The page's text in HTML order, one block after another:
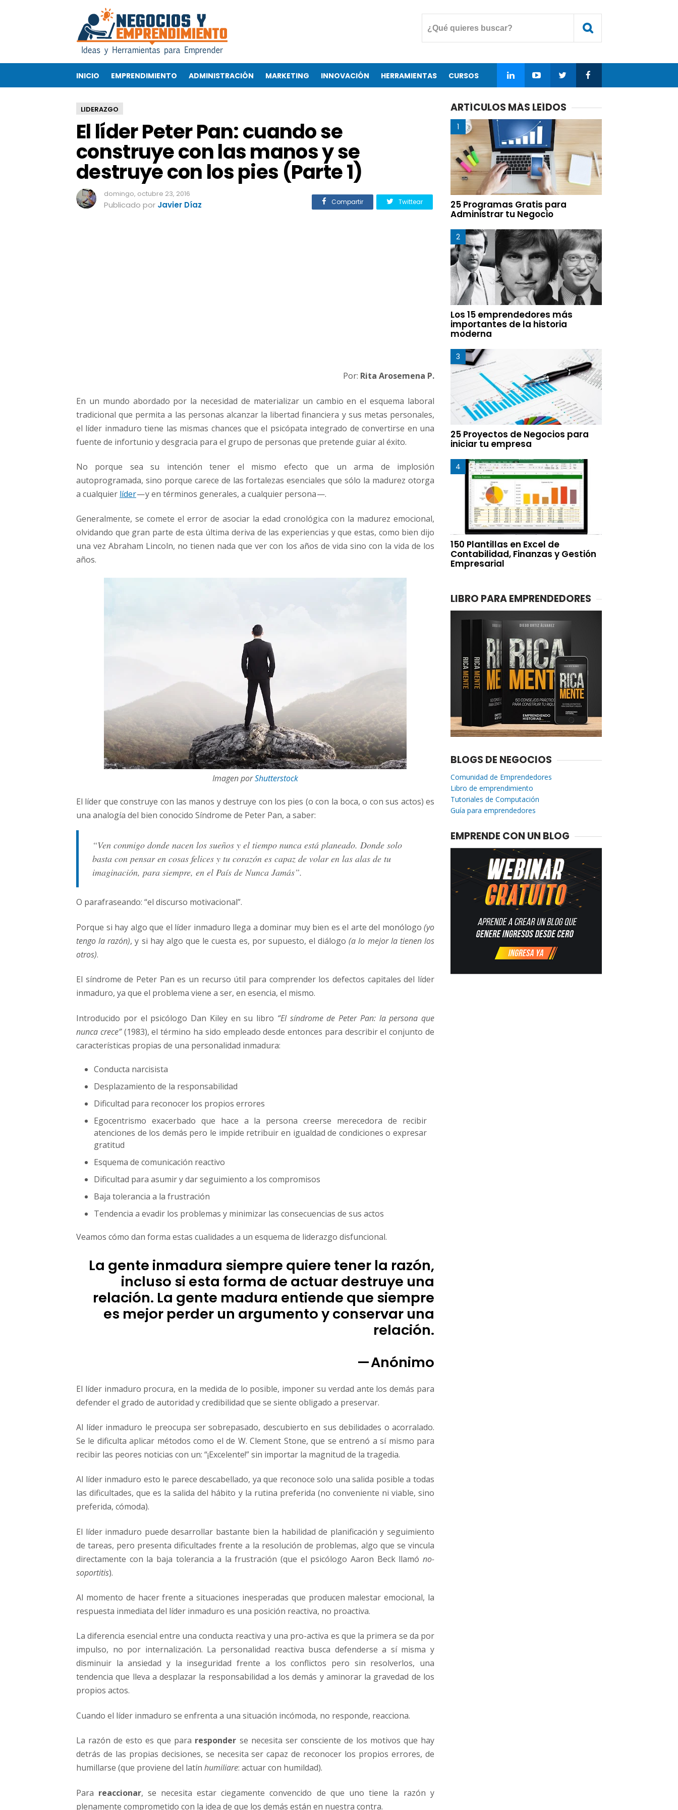
r
P
e
t
e
P
a
n
:
c
u
n
l
m
n
o
s
e
d
e
s
1
)
INICIO EMPRENDIMIENTO ADMINISTRACIÓN MARKETING INNOVACIÓN HERRAMIENTAS CURSOS
LIDERAZGO
El líder Peter Pan: cuando se
construye con las manos y se
destruye con los pies (Parte 1)
domingo, octubre 23, 2016
Publicado por Javier Díaz Compartir Twittear
Por: Rita Arosemena P.
En un mundo abordado por la necesidad de materializar un cambio en el esquema laboral
tradicional que permita a las personas alcanzar la libertad financiera y sus metas personales,
el líder inmaduro tiene las mismas chances que el psicópata integrado de convertirse en una
fuente de infortunio y desgracia para el grupo de personas que pretende guiar al éxito.
No porque sea su intención tener el mismo efecto que un arma de implosión
autoprogramada, sino porque carece de las fortalezas esenciales que sólo la madurez otorga
a cualquier líder— y en términos generales, a cualquier persona —.
Generalmente, se comete el error de asociar la edad cronológica con la madurez emocional,
olvidando que gran parte de esta última deriva de las experiencias y que estas, como bien dijo
una vez Abraham Lincoln, no tienen nada que ver con los años de vida sino con la vida de los
años.
Imagen porShutterstock
El líder que construye con las manos y destruye con los pies (o con la boca, o con sus actos) es
una analogía del bien conocido Síndrome de Peter Pan, a saber:
“Ven conmigo donde nacen los sueños y el tiempo nunca está planeado. Donde solo
basta con pensar en cosas felices y tu corazón es capaz de volar en las alas de tu
imaginación, para siempre, en el País de Nunca Jamás”.
O parafraseando: “el discurso motivacional”.
Porque si hay algo que el líder inmaduro llega a dominar muy bien es el arte del monólogo (yo
tengo la razón), y si hay algo que le cuesta es, por supuesto, el diálogo(a lo mejor la tienen los
otros).
El síndrome de Peter Pan es un recurso útil para comprender los defectos capitales del líder
inmaduro, ya que el problema viene a ser, en esencia, el mismo.
Introducido por el psicólogo Dan Kiley en su libro “El síndrome de Peter Pan: la persona que
nunca crece”(1983), el término ha sido empleado desde entonces para describir el conjunto de
características propias de una personalidad inmadura:
Conducta narcisista
Desplazamiento de la responsabilidad
Dificultad para reconocer los propios errores
Egocentrismo exacerbado que hace a la persona creerse merecedora de recibir
atenciones de los demás pero le impide retribuir en igualdad de condiciones o expresar
gratitud
Esquema de comunicación reactivo
Dificultad para asumir y dar seguimiento a los compromisos
Baja tolerancia a la frustración
Tendencia a evadir los problemas y minimizar las consecuencias de sus actos
Veamos cómo dan forma estas cualidades a un esquema de liderazgo disfuncional.
La gente inmadura siempre quiere tener la razón,
incluso si esta forma de actuar destruye una
relación. La gente madura entiende que siempre
es mejor perder un argumento y conservar una
relación.
— Anónimo
El líder inmaduro procura, en la medida de lo posible, imponer su verdad ante los demás para
defender el grado de autoridad y credibilidad que se siente obligado a preservar.
Al líder inmaduro le preocupa ser sobrepasado, descubierto en sus debilidades o acorralado.
Se le dificulta aplicar métodos como el de W. Clement Stone, que se entrenó a sí mismo para
recibir las peores noticias con un: “¡Excelente!” sin importar la magnitud de la tragedia.
Al líder inmaduro esto le parece descabellado, ya que reconoce solo una salida posible a todas
las dificultades, que es la salida del hábito y la rutina preferida (no conveniente ni viable, sino
preferida, cómoda).
El líder inmaduro puede desarrollar bastante bien la habilidad de planificación y seguimiento
de tareas, pero presenta dificultades frente a la resolución de problemas, algo que se vincula
directamente con la baja tolerancia a la frustración (que el psicólogo Aaron Beck llamó no-
soportitis).
Al momento de hacer frente a situaciones inesperadas que producen malestar emocional, la
respuesta inmediata del líder inmaduro es una posición reactiva, no proactiva.
La diferencia esencial entre una conducta reactiva y una pro-activa es que la primera se da por
impulso, no por internalización. La personalidad reactiva busca defenderse a sí misma y
disminuir la ansiedad y la inseguridad frente a los conflictos pero sin resolverlos, una
tendencia que lleva a desplazar la responsabilidad a los demás y aminorar la gravedad de los
propios actos.
Cuando el líder inmaduro se enfrenta a una situación incómoda, no responde, reacciona.
La razón de esto es que para responder se necesita ser consciente de los motivos que hay
detrás de las propias decisiones, se necesita ser capaz de reconocer los propios errores, de
humillarse (que proviene del latín humiliare: actuar con humildad).
Para reaccionar, se necesita estar ciegamente convencido de que uno tiene la razón y
plenamente comprometido con la idea de que los demás están en nuestra contra.
ARTÍCULOS MÁS LEÍDOS
25 Programas Gratis para
Administrar tu Negocio
Los 15 emprendedores más
importantes de la historia
moderna
25 Proyectos de Negocios para
iniciar tu empresa
150 Plantillas en Excel de
Contabilidad, Finanzas y Gestión
Empresarial
LIBRO PARA EMPRENDEDORES
BLOGS DE NEGOCIOS
Comunidad de Emprendedores
Libro de emprendimiento
Tutoriales de Computación
Guía para emprendedores
EMPRENDE CON UN BLOG